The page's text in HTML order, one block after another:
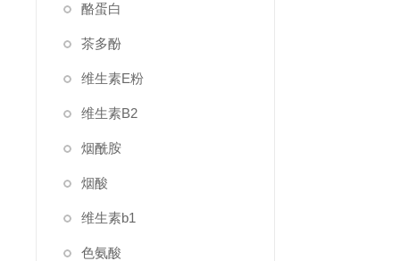
酪蛋白
茶多酚
维生素E粉
维生素B2
烟酰胺
烟酸
维生素b1
色氨酸